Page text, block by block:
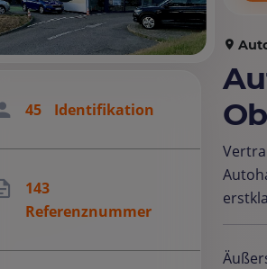
45 Identifikation
143
Referenznummer